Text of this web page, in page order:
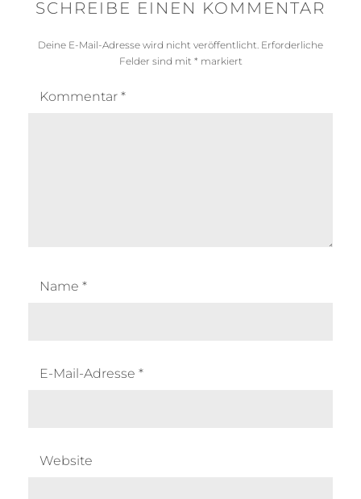
SCHREIBE EINEN KOMMENTAR
Deine E-Mail-Adresse wird nicht veröffentlicht. Erforderliche
Felder sind mit * markiert
Kommentar *
Name *
E-Mail-Adresse *
Website